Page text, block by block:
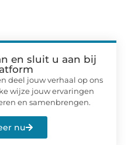
en sluit u aan bij
deel jouw verhaal op ons
wijze jouw ervaringen
en samenbrengen.
nu